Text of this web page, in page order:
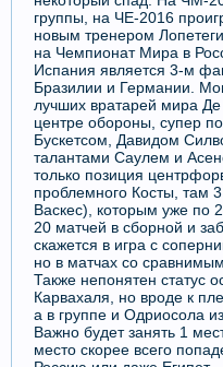
группы, на ЧЕ-2016
новым тренером
на Чемпионат Мира в
Испания является 3-м
Бразилии и Германии.
лучших вратарей мира
центре обороны, супер
Бускетсом, Давидом
талантами Саулем и
только позиция
проблемного Косты, там
Васкес), которым уже по
20 матчей в сборной и
скажется в игра с
но в матчах со
Также непонятен статус
Карвахаля, но вроде к
а в группе и Одриосола
Важно будет занять 1
место скорее всего